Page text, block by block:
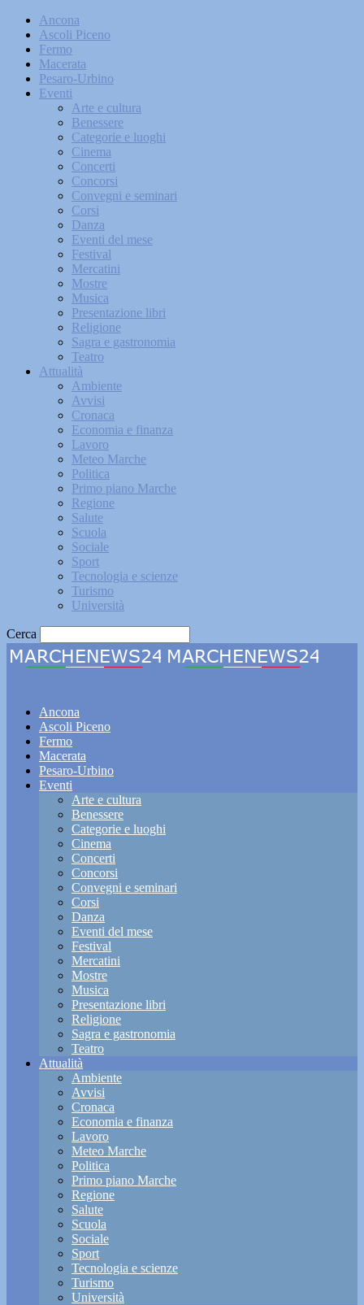
Ancona
Ascoli Piceno
Fermo
Macerata
Pesaro-Urbino
Eventi
Arte e cultura
Benessere
Categorie e luoghi
Cinema
Concerti
Concorsi
Convegni e seminari
Corsi
Danza
Eventi del mese
Festival
Mercatini
Mostre
Musica
Presentazione libri
Religione
Sagra e gastronomia
Teatro
Attualità
Ambiente
Avvisi
Cronaca
Economia e finanza
Lavoro
Meteo Marche
Politica
Primo piano Marche
Regione
Salute
Scuola
Sociale
Sport
Tecnologia e scienze
Turismo
Università
Cerca
Ancona
Ascoli Piceno
Fermo
Macerata
Pesaro-Urbino
Eventi
Arte e cultura
Benessere
Categorie e luoghi
Cinema
Concerti
Concorsi
Convegni e seminari
Corsi
Danza
Eventi del mese
Festival
Mercatini
Mostre
Musica
Presentazione libri
Religione
Sagra e gastronomia
Teatro
Attualità
Ambiente
Avvisi
Cronaca
Economia e finanza
Lavoro
Meteo Marche
Politica
Primo piano Marche
Regione
Salute
Scuola
Sociale
Sport
Tecnologia e scienze
Turismo
Università